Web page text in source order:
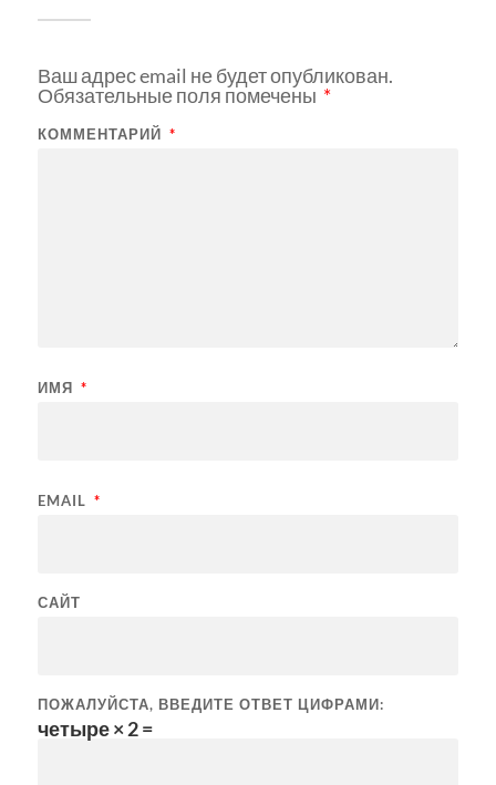
Ваш адрес email не будет опубликован.
Обязательные поля помечены *
КОММЕНТАРИЙ *
ИМЯ *
EMAIL *
САЙТ
ПОЖАЛУЙСТА, ВВЕДИТЕ ОТВЕТ ЦИФРАМИ:
четыре × 2 =